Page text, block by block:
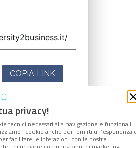
privacy!
tecnici necessari alla navigazione e funzionali
i cookie anche per fornirti un’esperienza
facilitare le interazioni con le nostre
COPIA LINK